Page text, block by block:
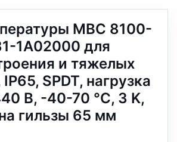
MBC 8100-
1A02000 для
и тяжелых
SPDT, нагрузка
В, -40-70 °C, 3 K,
гильзы 65 мм